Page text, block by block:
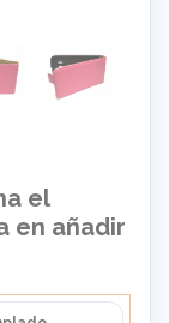
el
en añadir